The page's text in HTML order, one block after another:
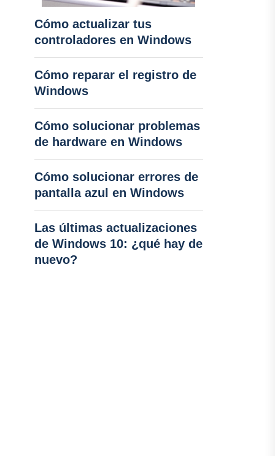
Cómo actualizar tus
controladores en Windows
Cómo reparar el registro de
Windows
Cómo solucionar problemas
de hardware en Windows
Cómo solucionar errores de
pantalla azul en Windows
Las últimas actualizaciones
de Windows 10: ¿qué hay de
nuevo?